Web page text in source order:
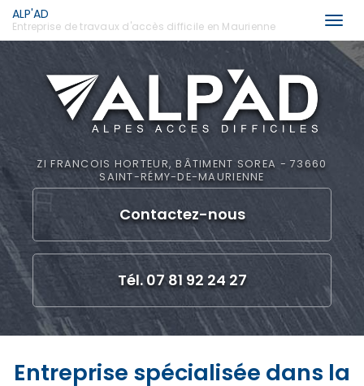
contenu
ALP'AD
Entreprise de travaux d'accès difficile en Maurienne
ZI FRANCOIS HORTEUR, BÂTIMENT SOREA - 73660
SAINT-RÉMY-DE-MAURIENNE
Contactez-nous
Tél. 07 81 92 24 27
Entreprise spécialisée dans la